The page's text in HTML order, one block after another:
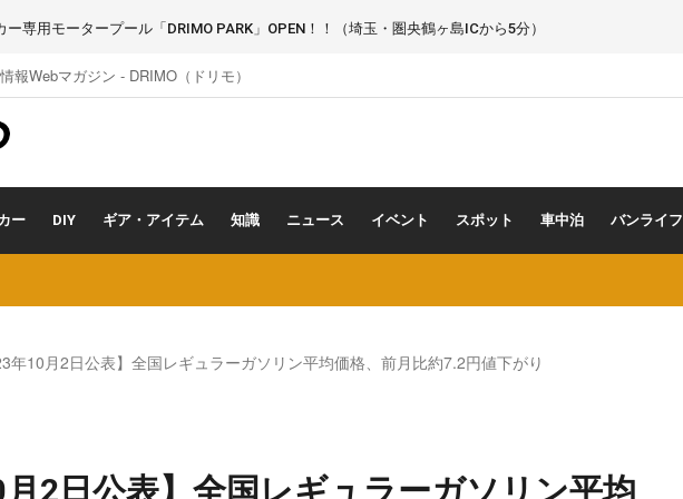
ー専用モータープール「DRIMO PARK」OPEN！！（埼玉・圏央鶴ヶ島ICから5分）
報Webマガジン - DRIMO（ドリモ）
ー DIY ギア・アイテム 知識 ニュース イベント スポット 車中泊 バンライフ
年10月2日公表】全国レギュラーガソリン平均価格、前月比約7.2円値下がり
月2日公表】全国レギュラーガソリン平均